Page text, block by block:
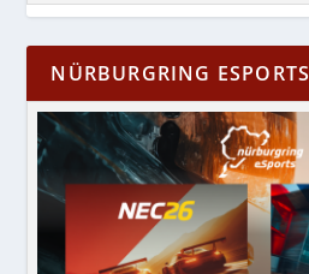
NÜRBURGRING ESPORTS